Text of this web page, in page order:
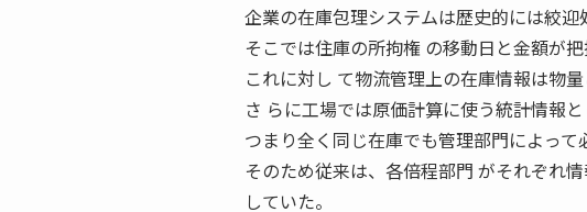
企業の在庫包理システムは歴史的には絞迎
そこでは住庫の所拘権 の移動日と金額が把
これに対し て物流管理上の在庫情報は物量
さ らに工場では原価計算に使う統計情報
つまり全く同じ在庫でも管理部門によって
そのため従来は、各倍程部門 がそれぞれ
していた。